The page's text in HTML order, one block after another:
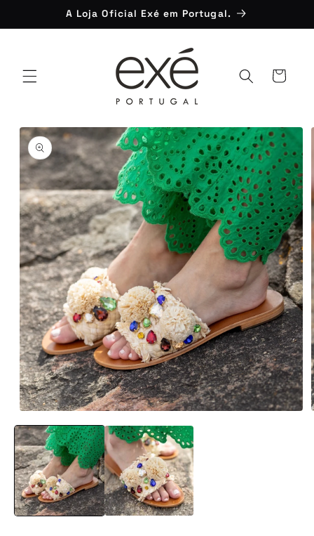
conteúdo
A Loja Oficial Exé em Portugal.
Carrinho
informação
do produto
conteúdo
multimédia
1
em
modal